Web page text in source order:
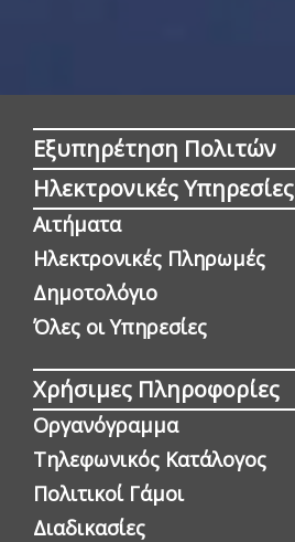
Εξυπηρέτηση Πολιτών
Ηλεκτρονικές Υπηρεσίες
Αιτήματα
Ηλεκτρονικές Πληρωμές
Δημοτολόγιο
Όλες οι Yπηρεσίες
Χρήσιμες Πληροφορίες
Οργανόγραμμα
Τηλεφωνικός Κατάλογος
Πολιτικοί Γάμοι
Διαδικασίες